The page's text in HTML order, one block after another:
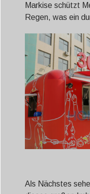
Markise schützt
Regen, was ein
Als Nächstes